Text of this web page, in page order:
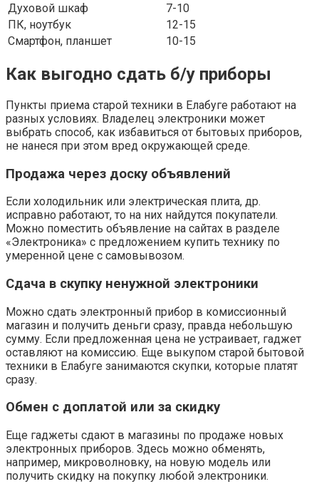
Духовой шкаф
7-10
ПК, ноутбук
12-15
Смартфон, планшет
10-15
Как выгодно сдать б/у приборы
Пункты приема старой техники в Елабуге работают на
разных условиях. Владелец электроники может
выбрать способ, как избавиться от бытовых приборов,
не нанеся при этом вред окружающей среде.
Продажа через доску объявлений
Если холодильник или электрическая плита, др.
исправно работают, то на них найдутся покупатели.
Можно поместить объявление на сайтах в разделе
«Электроника» с предложением купить технику по
умеренной цене с самовывозом.
Сдача в скупку ненужной электроники
Можно сдать электронный прибор в комиссионный
магазин и получить деньги сразу, правда небольшую
сумму. Если предложенная цена не устраивает, гаджет
оставляют на комиссию. Еще выкупом старой бытовой
техники в Елабуге занимаются скупки, которые платят
сразу.
Обмен с доплатой или за скидку
Еще гаджеты сдают в магазины по продаже новых
электронных приборов. Здесь можно обменять,
например, микроволновку, на новую модель или
получить скидку на покупку любой электроники.